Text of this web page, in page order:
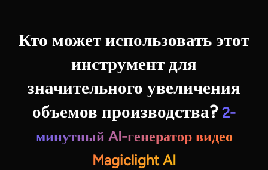
Кто может использовать этот
инструмент для
значительного увеличения
объемов производства? 2-
минутный AI-генератор видео
Magiclight AI